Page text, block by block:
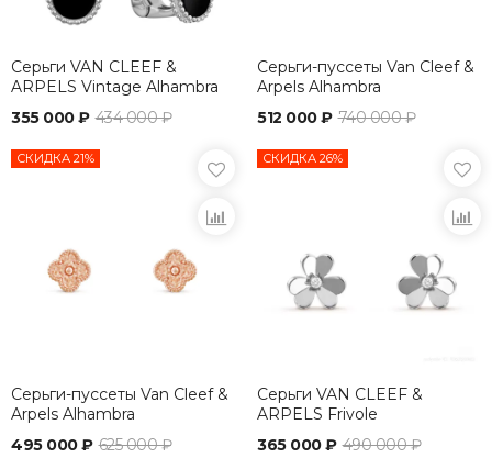
Серьги VAN CLEEF &
ARPELS Vintage Alhambra
355 000 ₽ 434 000 ₽
Серьги-пуссеты Van Cleef &
Arpels Alhambra
512 000 ₽ 740 000 ₽
СКИДКА 21%
Серьги-пуссеты Van Cleef &
Arpels Alhambra
495 000 ₽ 625 000 ₽
СКИДКА 26%
Серьги VAN CLEEF &
ARPELS Frivole
365 000 ₽ 490 000 ₽